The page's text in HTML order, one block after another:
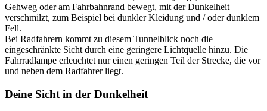
Gehweg oder am Fahrbahnrand bewegt, mit der Dunkelheit
verschmilzt, zum Beispiel bei dunkler Kleidung und / oder dunklem
Fell.
Bei Radfahrern kommt zu diesem Tunnelblick noch die
eingeschränkte Sicht durch eine geringere Lichtquelle hinzu. Die
Fahrradlampe erleuchtet nur einen geringen Teil der Strecke, die vor
und neben dem Radfahrer liegt.
Deine Sicht in der Dunkelheit